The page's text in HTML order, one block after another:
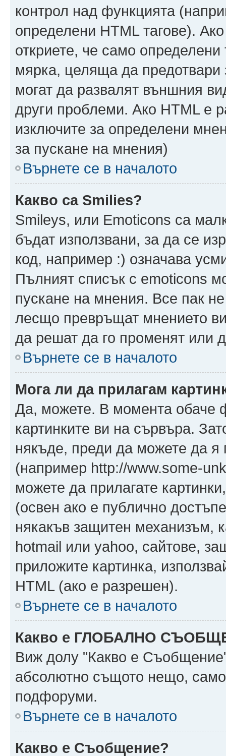
контрол над функцията
определени HTML тагове).
откриете, че само определени
мярка, целяща да предотвари
могат да развалят външния
други проблеми. Ако HTML е
изключите за определени
за пускане на мнения)
Върнете се в началото
Какво са Smilies?
Smileys, или Emoticons са
бъдат използвани, за да се
код, например :) означава
Пълният списък с emoticons
пускане на мнения. Все пак
лесщо превръщат мнението
да решат да го променят или
Върнете се в началото
Мога ли да прилагам
Да, можете. В момента обаче
картинките ви на сървъра.
някъде, преди да можете да
(например http://www.some-
можете да прилагате
(освен ако е публично
някакъв защитен механизъм,
hotmail или yahoo, сайтове,
приложите картинка,
HTML (ако е разрешен).
Върнете се в началото
Какво е ГЛОБАЛНО
Виж долу "Какво е
абсолютно същото нещо,
подфоруми.
Върнете се в началото
Какво е Съобщение?